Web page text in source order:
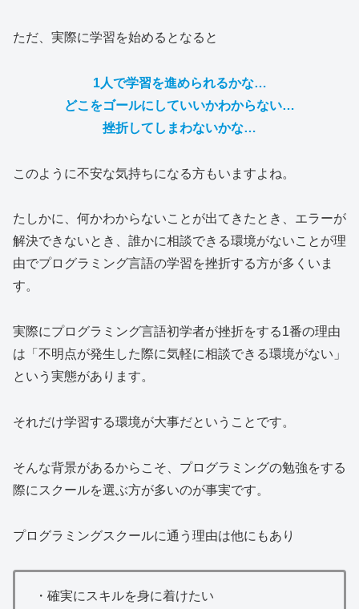
ただ、実際に学習を始めるとなると
1人で学習を進められるかな…
どこをゴールにしていいかわからない…
挫折してしまわないかな…
このように不安な気持ちになる方もいますよね。
たしかに、何かわからないことが出てきたとき、エラーが
解決できないとき、誰かに相談できる環境がないことが理
由でプログラミング言語の学習を挫折する方が多くいま
す。
実際にプログラミング言語初学者が挫折をする1番の理由
は「不明点が発生した際に気軽に相談できる環境がない」
という実態があります。
それだけ学習する環境が大事だということです。
そんな背景があるからこそ、プログラミングの勉強をする
際にスクールを選ぶ方が多いのが事実です。
プログラミングスクールに通う理由は他にもあり
・確実にスキルを身に着けたい